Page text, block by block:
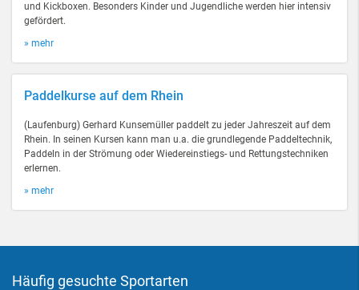
und Kickboxen. Besonders Kinder und Jugendliche werden hier intensiv
gefördert.
» mehr
Paddelkurse auf dem Rhein
(Laufenburg) Gerhard Kunsemüller paddelt zu jeder Jahreszeit auf dem
Rhein. In seinen Kursen kann man u.a. die grundlegende Paddeltechnik,
Paddeln in der Strömung oder Wiedereinstiegs- und Rettungstechniken
erlernen.
» mehr
Häufig gesuchte Sportarten